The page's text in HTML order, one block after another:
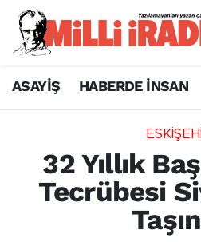
ASAYİŞ HABERDE İNSAN
32 Yıllık
Tecrübesi